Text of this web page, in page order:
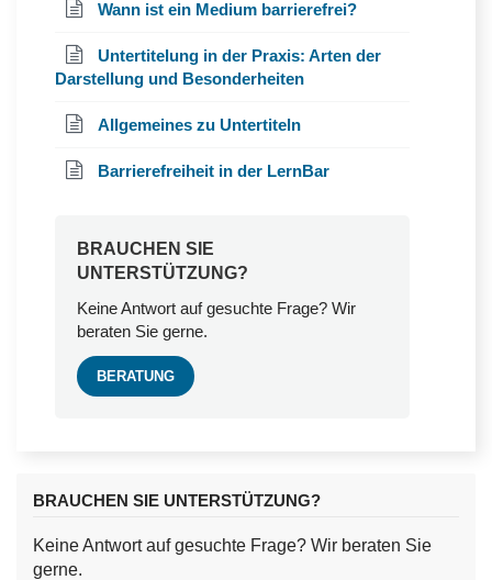
Wann ist ein Medium barrierefrei?
Untertitelung in der Praxis: Arten der
Darstellung und Besonderheiten
Allgemeines zu Untertiteln
Barrierefreiheit in der LernBar
BRAUCHEN SIE
UNTERSTÜTZUNG?
Keine Antwort auf gesuchte Frage? Wir
beraten Sie gerne.
BERATUNG
BRAUCHEN SIE UNTERSTÜTZUNG?
Keine Antwort auf gesuchte Frage? Wir beraten Sie
gerne.